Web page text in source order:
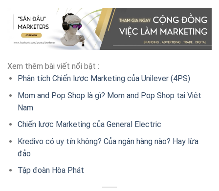
Xem thêm bài viết nổi bật :
Phân tích Chiến lược Marketing của Unilever (4PS)
Mom and Pop Shop là gì? Mom and Pop Shop tại Việt
Nam
Chiến lược Marketing của General Electric
Kredivo có uy tín không? Của ngân hàng nào? Hay lừa
đảo
Tập đoàn Hòa Phát